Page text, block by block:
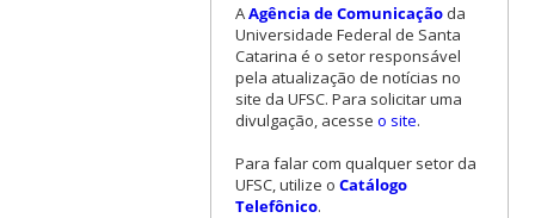
AAgência de Comunicaçãoda
Universidade Federal de Santa
Catarina é o setor responsável
pela atualização de notícias no
site da UFSC. Para solicitar uma
divulgação, acesse o site.
Para falar com qualquer setor da
UFSC, utilize o Catálogo
Telefônico.